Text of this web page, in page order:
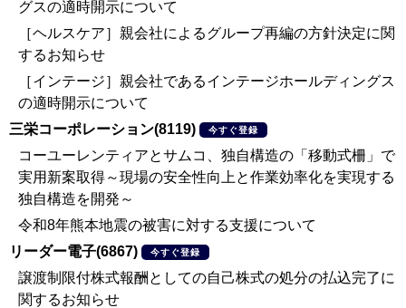
グスの適時開示について
［ヘルスケア］親会社によるグループ再編の方針決定に関
するお知らせ
［インテージ］親会社であるインテージホールディングス
の適時開示について
三栄コーポレーション(8119)
今すぐ登録
コーユーレンティアとサムコ、独自構造の「移動式柵」で
実用新案取得～現場の安全性向上と作業効率化を実現する
独自構造を開発～
令和8年熊本地震の被害に対する支援について
リーダー電子(6867)
今すぐ登録
譲渡制限付株式報酬としての自己株式の処分の払込完了に
関するお知らせ